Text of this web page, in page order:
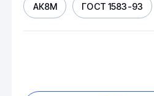
АК8М ГОСТ 1583-93